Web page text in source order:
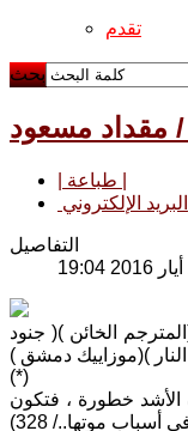
تقدم
بحث
/ مقداد مسعود
البريد الإلكتروني
التفاصيل
الخائن )( جنود
(*)
الأشد خطورة ، فتكون